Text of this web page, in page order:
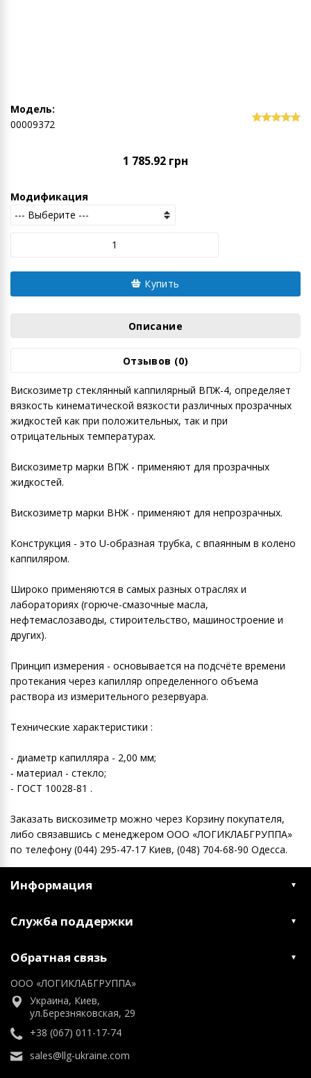
Модель:
00009372
1 785.92 грн
Модификация
Купить
Описание
Отзывов (0)
Вискозиметр стеклянный каппилярный ВПЖ-4, определяет
вязкость кинематической вязкости различных прозрачных
жидкостей как при положительных, так и при
отрицательных температурах.
Вискозиметр марки ВПЖ - применяют для прозрачных
жидкостей.
Вискозиметр марки ВНЖ - применяют для непрозрачных.
Конструкция - это U-образная трубка, с впаянным в колено
каппиляром.
Широко применяются в самых разных отраслях и
лабораториях (горюче-смазочные масла,
нефтемаслозаводы, стироительство, машиностроение и
других).
Принцип измерения - основывается на подсчёте времени
протекания через капилляр определенного объема
раствора из измерительного резервуара.
Технические характеристики :
- диаметр капилляра - 2,00 мм;
- материал - стекло;
- ГОСТ 10028-81 .
Заказать вискозиметр можно через Корзину покупателя,
либо связавшись с менеджером ООО «ЛОГИКЛАБГРУППА»
по телефону (044) 295-47-17 Киев, (048) 704-68-90 Одесса.
Информация
Служба поддержки
Обратная связь
ООО «ЛОГИКЛАБГРУППА»
Украина, Киев,
ул.Березняковская, 29
+38 (067) 011-17-74
sales@llg-ukraine.com